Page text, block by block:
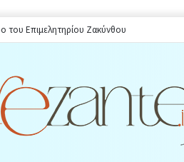
του Επιμελητηρίου Ζακύνθου